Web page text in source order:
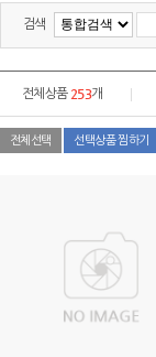
검색
전체상품 253개
전체선택 선택상품 찜하기